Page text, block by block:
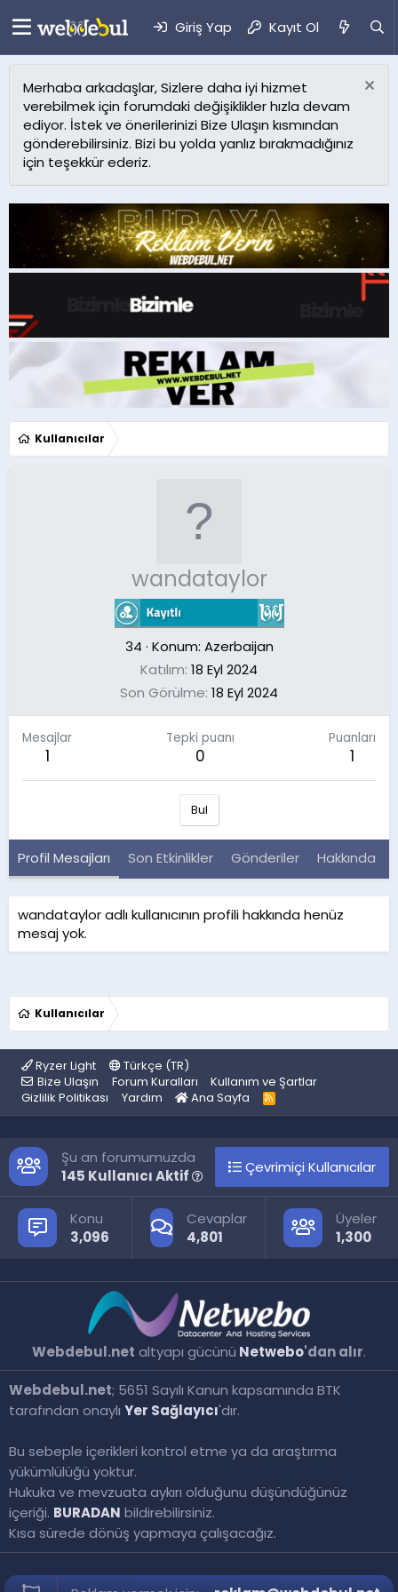
Giriş Yap Kayıt Ol
Merhaba arkadaşlar, Sizlere daha iyi hizmet
verebilmek için forumdaki değişiklikler hızla devam
ediyor. İstek ve önerilerinizi Bize Ulaşın kısmından
gönderebilirsiniz. Bizi bu yolda yanlız bırakmadığınız
için teşekkür ederiz.
Kullanıcılar
wandataylor
34 · Konum: Azerbaijan
Katılım 18 Eyl 2024
Son Görülme 18 Eyl 2024
Mesajlar
1
Tepki puanı
0
Puanları
1
Bul
Profil Mesajları Son Etkinlikler Gönderiler Hakkında
wandataylor adlı kullanıcının profili hakkında henüz
mesaj yok.
Kullanıcılar
Ryzer Light
Türkçe (TR)
Bize Ulaşın
Forum Kuralları
Kullanım ve Şartlar
Gizlilik Politikası
Yardım Ana Sayfa
R
S
Şu an forumumuzda
145 Kullanıcı Aktif
Çevrimiçi Kullanıcılar
Konu
3,096
Cevaplar
4,801
Üyeler
1,300
Webdebul.net; 5651 Sayılı Kanun kapsamında BTK
tarafından onaylı Yer Sağlayıcı'dır.
Bu sebeple içerikleri kontrol etme ya da araştırma
yükümlülüğü yoktur.
Hukuka ve mevzuata aykırı olduğunu düşündüğünüz
içeriği. BURADAN bildirebilirsiniz.
Kısa sürede dönüş yapmaya çalışacağız.
Webdebul.net altyapı gücünü Netwebo'dan alır.